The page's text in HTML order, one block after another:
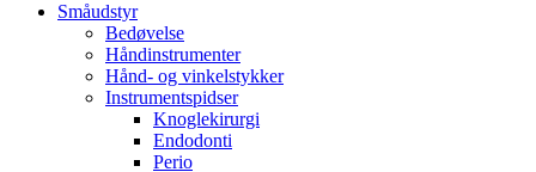
Småudstyr
Bedøvelse
Håndinstrumenter
Hånd- og vinkelstykker
Instrumentspidser
Knoglekirurgi
Endodonti
Perio